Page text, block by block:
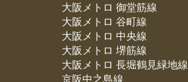
大阪メトロ 御堂筋線
大阪メトロ 谷町線
大阪メトロ 中央線
大阪メトロ 堺筋線
大阪メトロ 長堀鶴見緑地線
京阪中之島線